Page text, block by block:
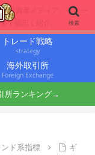
号資産メディア。トレー
で幅広く紹介。
トレード戦略
strategy
海外取引所
Foreign Exchange
所ランキング→
ンド系指標
ギ
検索